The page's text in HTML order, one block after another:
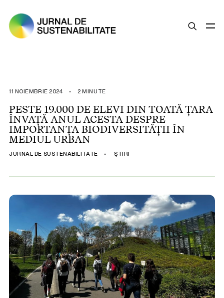
ȘTIRI
OPINII
ESG
LEGISLAȚIE
BUNE PRACTICI
11 NOIEMBRIE 2024 • 2 MINUTE
PESTE 19.000 DE ELEVI DIN TOATĂ ȚARA
ÎNVAȚĂ ANUL ACESTA DESPRE
IMPORTANȚA BIODIVERSITĂȚII ÎN
MEDIUL URBAN
JURNAL DE SUSTENABILITATE • ȘTIRI